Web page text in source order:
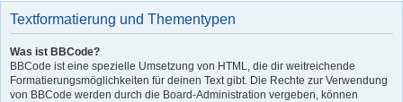
Textformatierung und Thementypen
Was ist BBCode?
BBCode ist eine spezielle Umsetzung von HTML, die dir weitreichende
Formatierungsmöglichkeiten für deinen Text gibt. Die Rechte zur Verwendung
von BBCode werden durch die Board-Administration vergeben, können